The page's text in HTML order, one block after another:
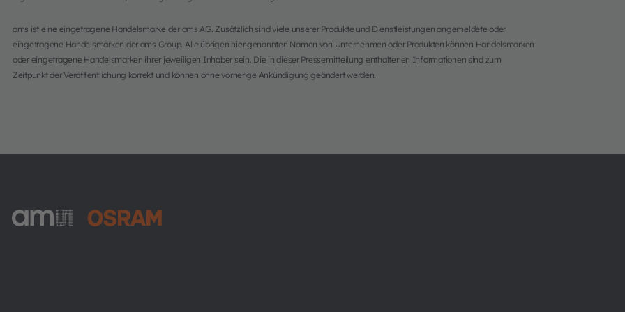
ams ist eine eingetragene Handelsmarke der ams AG. Zusätzlich sind viele unserer Produkte und Dienstleistungen angemeldete oder
eingetragene Handelsmarken der ams Group. Alle übrigen hier genannten Namen von Unternehmen oder Produkten können Handelsmarken
oder eingetragene Handelsmarken ihrer jeweiligen Inhaber sein. Die in dieser Pressemitteilung enthaltenen Informationen sind zum
Zeitpunkt der Veröffentlichung korrekt und können ohne vorherige Ankündigung geändert werden.